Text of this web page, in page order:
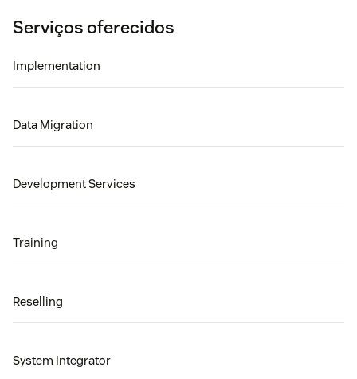
Serviços oferecidos
Implementation
Data Migration
Development Services
Training
Reselling
System Integrator